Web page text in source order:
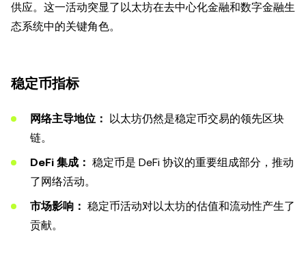
供应。这一活动突显了以太坊在去中心化金融和数字金融生
态系统中的关键角色。
稳定币指标
网络主导地位： 以太坊仍然是稳定币交易的领先区块
链。
DeFi 集成： 稳定币是 DeFi 协议的重要组成部分，推动
了网络活动。
市场影响： 稳定币活动对以太坊的估值和流动性产生了
贡献。